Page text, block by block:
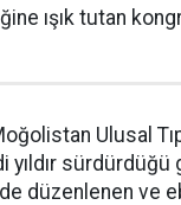
ışık tutan
Ulusal
yıldır sürdürdüğü
düzenlenen ve